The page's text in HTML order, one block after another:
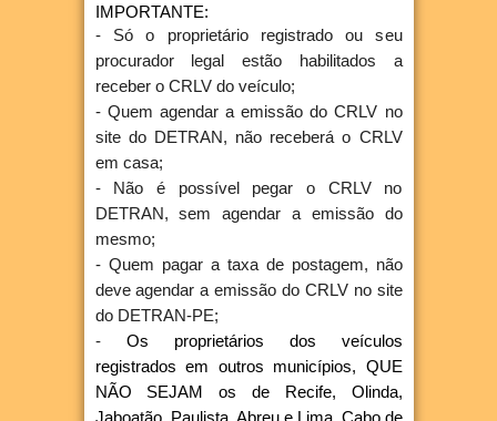
IMPORTANTE:
- Só o proprietário registrado ou seu
procurador legal estão habilitados a
receber o CRLV do veículo;
- Quem agendar a emissão do CRLV no
site do DETRAN, não receberá o CRLV
em casa;
- Não é possível pegar o CRLV no
DETRAN, sem agendar a emissão do
mesmo;
- Quem pagar a taxa de postagem, não
deve agendar a emissão do CRLV no site
do DETRAN-PE;
- Os proprietários dos veículos
registrados em outros municípios, QUE
NÃO SEJAM os de Recife, Olinda,
Jaboatão, Paulista, Abreu e Lima, Cabo de